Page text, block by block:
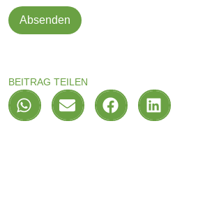
Absenden
BEITRAG TEILEN